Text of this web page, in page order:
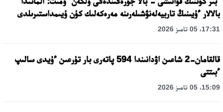
بالالار ءۇيىنىڭ تاربيەلەنۋشىلەرىنە مەرەكەلىك كۇن ۇيىمداستىرىلدى
17:31، 05 تامىز 2026
قالقامان-2 شاعىن اۋدانىندا 594 پاتەرى بار تۇرعىن ءۇيدى سالىپ
ءبىتتى
15:09، 05 تامىز 2026